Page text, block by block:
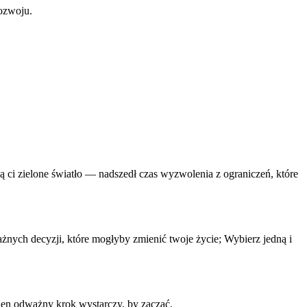
zielone światło — nadszedł czas wyzwolenia z ograniczeń, które
decyzji, które mogłyby zmienić twoje życie; Wybierz jedną i
odważny krok wystarczy, by zacząć.